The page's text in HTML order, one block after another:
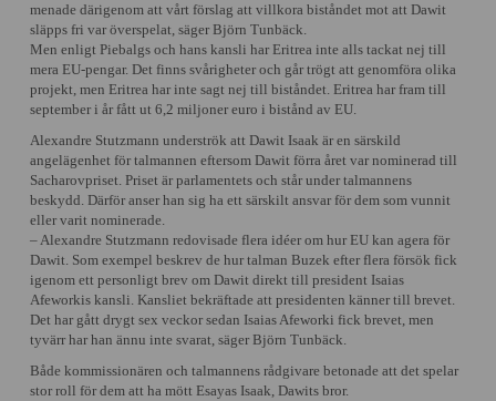
menade därigenom att vårt förslag att villkora biståndet mot att Dawit
släpps fri var överspelat, säger Björn Tunbäck.
Men enligt Piebalgs och hans kansli har Eritrea inte alls tackat nej till
mera EU-pengar. Det finns svårigheter och går trögt att genomföra olika
projekt, men Eritrea har inte sagt nej till biståndet. Eritrea har fram till
september i år fått ut 6,2 miljoner euro i bistånd av EU.
Alexandre Stutzmann underströk att Dawit Isaak är en särskild
angelägenhet för talmannen eftersom Dawit förra året var nominerad till
Sacharovpriset. Priset är parlamentets och står under talmannens
beskydd. Därför anser han sig ha ett särskilt ansvar för dem som vunnit
eller varit nominerade.
– Alexandre Stutzmann redovisade flera idéer om hur EU kan agera för
Dawit. Som exempel beskrev de hur talman Buzek efter flera försök fick
igenom ett personligt brev om Dawit direkt till president Isaias
Afeworkis kansli. Kansliet bekräftade att presidenten känner till brevet.
Det har gått drygt sex veckor sedan Isaias Afeworki fick brevet, men
tyvärr har han ännu inte svarat, säger Björn Tunbäck.
Både kommissionären och talmannens rådgivare betonade att det spelar
stor roll för dem att ha mött Esayas Isaak, Dawits bror.